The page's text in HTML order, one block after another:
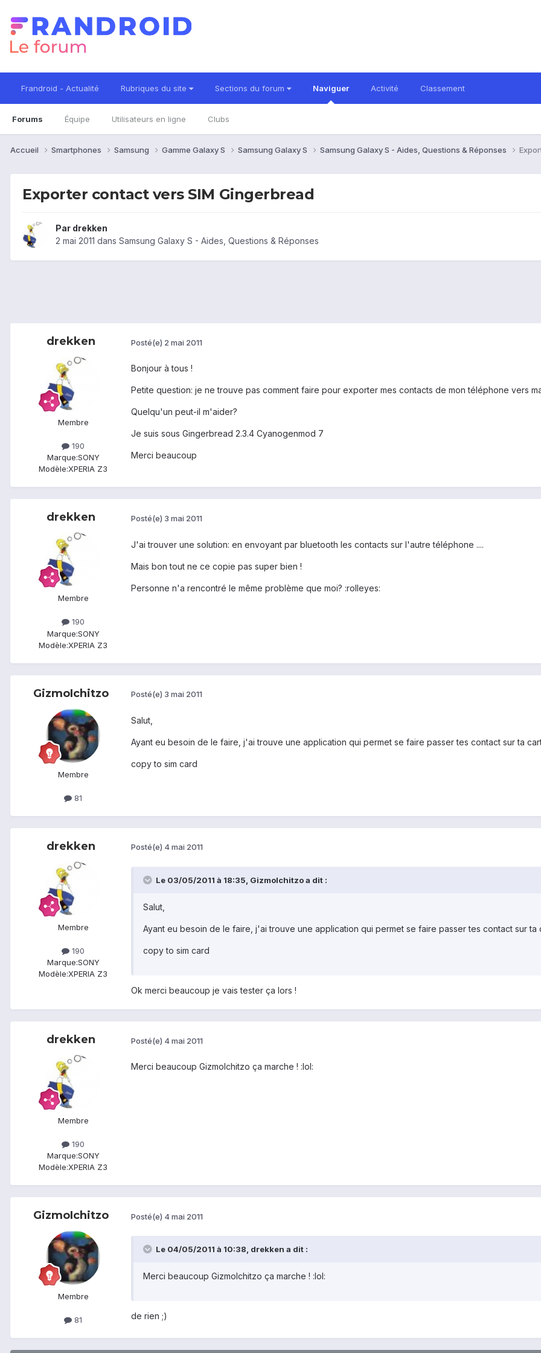
Frandroid - Actualité Rubriques du site Sections du forum Naviguer
Forums Équipe Utilisateurs en ligne Clubs
Activité Classement
Accueil Smartphones Samsung Gamme Galaxy S Samsung Galaxy S Samsung Galaxy S - Aides, Questions & Réponses
Exporter contact vers SIM Gingerbread
Par drekken
2 mai 2011 dans Samsung Galaxy S - Aides, Questions & Réponses
drekken
Membre
190
Marque:SONY
Modèle:XPERIA Z3
Posté(e) 2 mai 2011
Bonjour à tous !
Petite question: je ne trouve pas comment faire pour exporter mes contacts de mon téléphone vers
Quelqu'un peut-il m'aider?
Je suis sous Gingerbread 2.3.4 Cyanogenmod 7
Merci beaucoup
drekken
Membre
190
Marque:SONY
Modèle:XPERIA Z3
Posté(e) 3 mai 2011
J'ai trouver une solution: en envoyant par bluetooth les contacts sur l'autre téléphone ....
Mais bon tout ne ce copie pas super bien !
Personne n'a rencontré le même problème que moi? :rolleyes:
GizmoIchitzo
Membre
81
Posté(e) 3 mai 2011
Salut,
Ayant eu besoin de le faire, j'ai trouve une application qui permet se faire passer tes contact sur ta
copy to sim card
drekken
Membre
190
Marque:SONY
Modèle:XPERIA Z3
Posté(e) 4 mai 2011
Le 03/05/2011 à 18:35, GizmoIchitzo a dit :
Salut,
Ayant eu besoin de le faire, j'ai trouve une application qui permet se faire passer tes contact sur ta
copy to sim card
Ok merci beaucoup je vais tester ça lors !
drekken
Membre
190
Marque:SONY
Modèle:XPERIA Z3
Posté(e) 4 mai 2011
Merci beaucoup GizmoIchitzo ça marche ! :lol:
GizmoIchitzo
Membre
81
Posté(e) 4 mai 2011
Le 04/05/2011 à 10:38, drekken a dit :
Merci beaucoup GizmoIchitzo ça marche ! :lol:
de rien ;)